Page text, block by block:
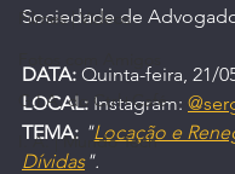
Filmes | Vídeos
G.I.A. do Ctrl+Café
I. A. | Mundo Tech
Sociedade de
DATA: Quinta-feira, 21/
LOCAL: Instagram:
TEMA: "Locação e
Dívidas".